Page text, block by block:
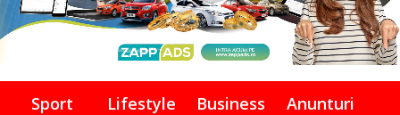
Sport Lifestyle Business Anunturi